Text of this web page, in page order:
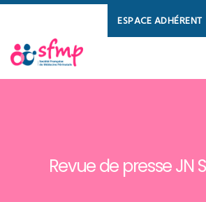
ESPACE ADHÉRENT
Revue de presse JN